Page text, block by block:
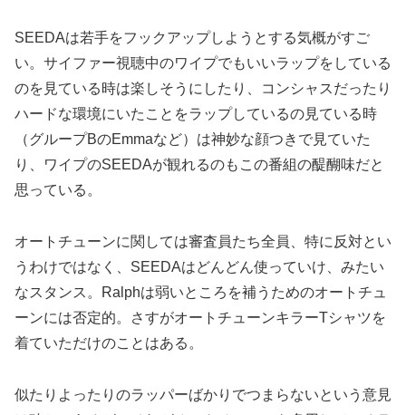
SEEDAは若手をフックアップしようとする気概がすご
い。サイファー視聴中のワイプでもいいラップをしている
のを見ている時は楽しそうにしたり、コンシャスだったり
ハードな環境にいたことをラップしているの見ている時
（グループBのEmmaなど）は神妙な顔つきで見ていた
り、ワイプのSEEDAが観れるのもこの番組の醍醐味だと
思っている。
オートチューンに関しては審査員たち全員、特に反対とい
うわけではなく、SEEDAはどんどん使っていけ、みたい
なスタンス。Ralphは弱いところを補うためのオートチュ
ーンには否定的。さすがオートチューンキラーTシャツを
着ていただけのことはある。
似たりよったりのラッパーばかりでつまらないという意見